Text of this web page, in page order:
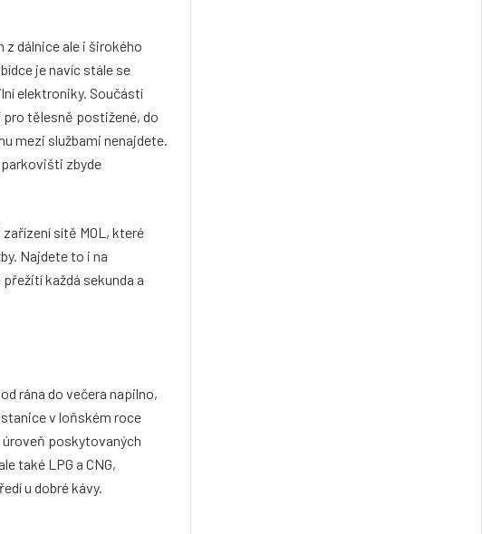
dálnice ale i širokého
je navíc stále se
elektroniky. Součástí
tělesně postižené, do
mezi službami nenajdete.
zbyde
sítě MOL, které
Najdete to i na
každá sekunda a
rána do večera napilno,
v loňském roce
poskytovaných
také LPG a CNG,
u dobré kávy.